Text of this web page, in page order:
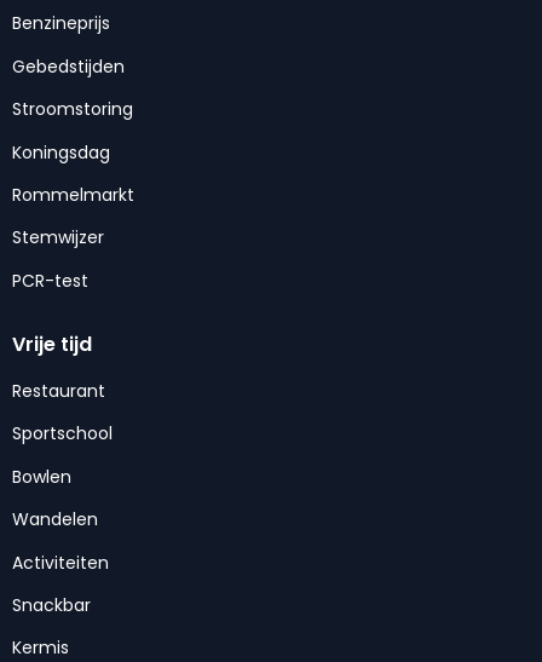
Benzineprijs
Gebedstijden
Stroomstoring
Koningsdag
Rommelmarkt
Stemwijzer
PCR-test
Vrije tijd
Restaurant
Sportschool
Bowlen
Wandelen
Activiteiten
Snackbar
Kermis